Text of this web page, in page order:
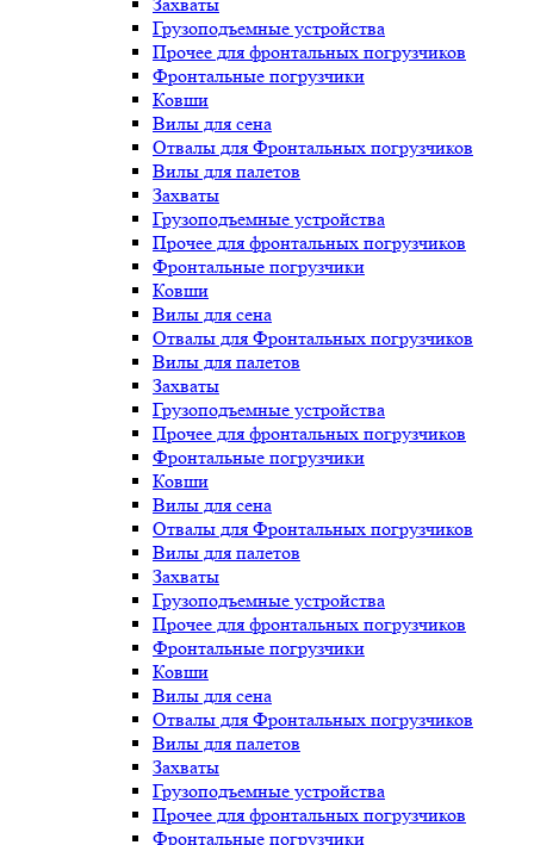
Грузоподъемные устройства
Прочее для фронтальных погрузчиков
Фронтальные погрузчики
Ковши
Вилы для сена
Отвалы для Фронтальных погрузчиков
Вилы для палетов
Захваты
Грузоподъемные устройства
Прочее для фронтальных погрузчиков
Фронтальные погрузчики
Ковши
Вилы для сена
Отвалы для Фронтальных погрузчиков
Вилы для палетов
Захваты
Грузоподъемные устройства
Прочее для фронтальных погрузчиков
Фронтальные погрузчики
Ковши
Вилы для сена
Отвалы для Фронтальных погрузчиков
Вилы для палетов
Захваты
Грузоподъемные устройства
Прочее для фронтальных погрузчиков
Фронтальные погрузчики
Ковши
Вилы для сена
Отвалы для Фронтальных погрузчиков
Вилы для палетов
Захваты
Грузоподъемные устройства
Прочее для фронтальных погрузчиков
Фронтальные погрузчики